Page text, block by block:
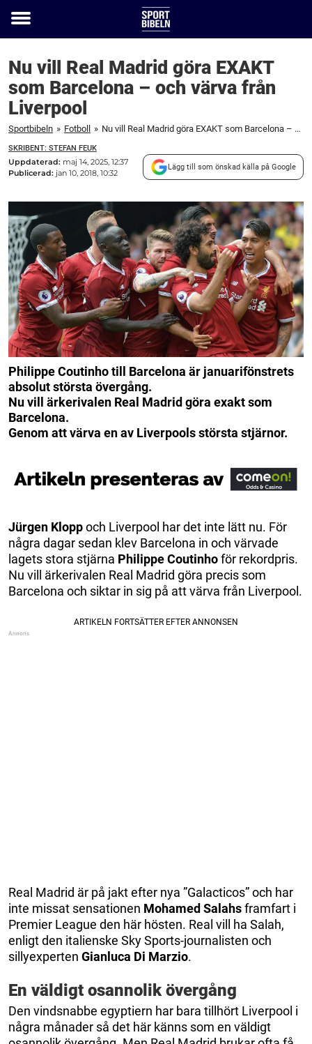
Toggle
Nu vill Real Madrid göra EXAKT
som Barcelona – och värva från
Liverpool
Sportbibeln » Fotboll » Nu vill Real Madrid göra EXAKT som Barcelona – och värva från Liverpool
SKRIBENT: STEFAN FEUK
Uppdaterad: maj 14, 2025, 12:37
Publicerad: jan 10, 2018, 10:32
Lägg till som önskad källa på Google
Philippe Coutinho till Barcelona är januarifönstrets
absolut största övergång.
Nu vill ärkerivalen Real Madrid göra exakt som
Barcelona.
Genom att värva en av Liverpools största stjärnor.
Jürgen Kloppoch Liverpool har det inte lätt nu. För
några dagar sedan klev Barcelona in och värvade
lagets stora stjärna Philippe Coutinhoför rekordpris.
Nu vill ärkerivalen Real Madrid göra precis som
Barcelona och siktar in sig på att värva från Liverpool.
Real Madrid är på jakt efter nya ”Galacticos” och har
inte missat sensationen Mohamed Salahsframfart i
Premier League den här hösten. Real vill ha Salah,
enligt den italienske Sky Sports-journalisten och
sillyexperten Gianluca Di Marzio.
En väldigt osannolik övergång
Den vindsnabbe egyptiern har bara tillhört Liverpool i
några månader så det här känns som en väldigt